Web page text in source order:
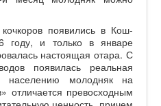
появились в Кош-
году, и только в январе
настоящая отара. С
появилась реальная
населению молодняк на
отличается превосходным